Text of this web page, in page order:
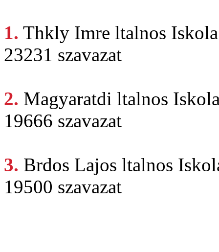
1. Thkly Imre ltalnos
23231 szavazat
2. Magyaratdi ltalnos
19666 szavazat
3. Brdos Lajos ltalnos
19500 szavazat